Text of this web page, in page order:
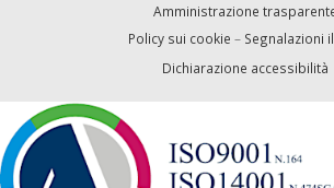
Amministrazione
Policy sui cookie – Segnalazioni
Dichiarazione accessibilità